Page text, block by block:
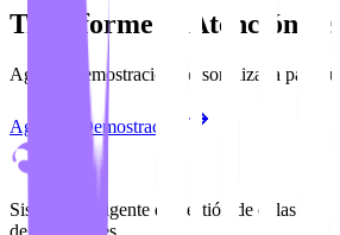
Transforme la Atención
Agende demostración personalizada para
Agendar Demostración
Sistema inteligente de gestión de colas que
de sus clientes